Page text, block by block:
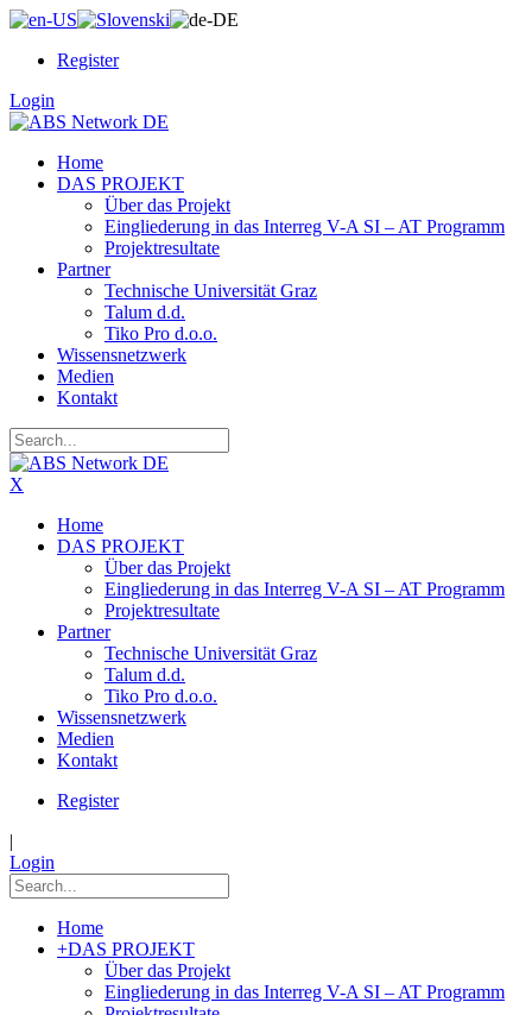
Register
Login
Home
DAS PROJEKT
Über das Projekt
Eingliederung in das Interreg V-A SI – AT Programm
Projektresultate
Partner
Technische Universität Graz
Talum d.d.
Tiko Pro d.o.o.
Wissensnetzwerk
Medien
Kontakt
X
Home
DAS PROJEKT
Über das Projekt
Eingliederung in das Interreg V-A SI – AT Programm
Projektresultate
Partner
Technische Universität Graz
Talum d.d.
Tiko Pro d.o.o.
Wissensnetzwerk
Medien
Kontakt
Register
|
Login
Home
+DAS PROJEKT
Über das Projekt
Eingliederung in das Interreg V-A SI – AT Programm